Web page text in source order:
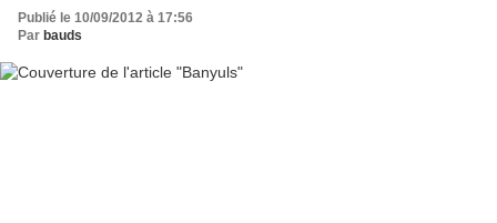
Publié le 10/09/2012 à 17:56
Par bauds